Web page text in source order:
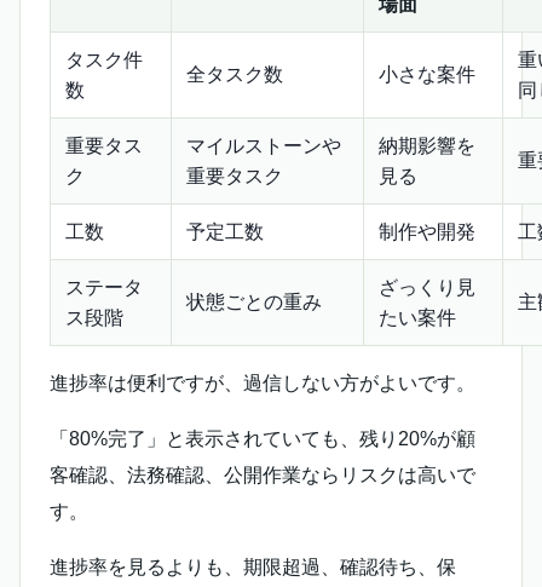
場面
タスク件
数
全タスク数 小さな案件
重
重要タス
ク
マイルストーンや
重要タスク
納期影響を
見る
重
工数 予定工数 制作や開発 工
ステータ
ス段階
状態ごとの重み
ざっくり見
たい案件
主
進捗率は便利ですが、過信しない方がよいです。
「80%完了」と表示されていても、残り20%が顧
客確認、法務確認、公開作業ならリスクは高いで
す。
進捗率を見るよりも、期限超過、確認待ち、保